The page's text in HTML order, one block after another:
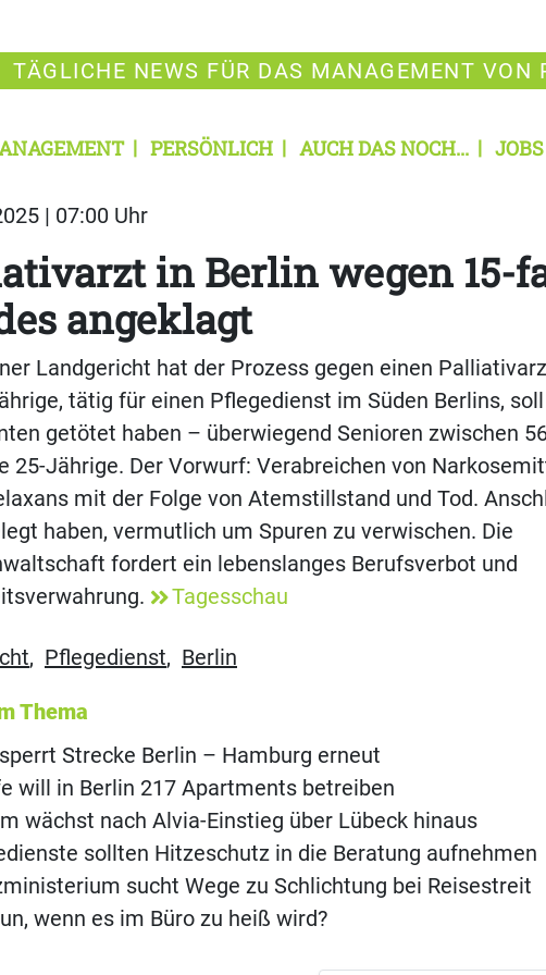
TÄGLICHE NEWS FÜR DAS MANAGEMENT VON
PERSÖNLICH AUCH DAS NOCH... JOBS
| 07:00 Uhr
in Berlin wegen 15-
angeklagt
Landgericht hat der Prozess gegen einen
tätig für einen Pflegedienst im Süden Berlins,
getötet haben – überwiegend Senioren zwischen
25-Jährige. Der Vorwurf: Verabreichen von
mit der Folge von Atemstillstand und Tod.
haben, vermutlich um Spuren zu verwischen. Die
fordert ein lebenslanges Berufsverbot und
Tagesschau
, Pflegedienst, Berlin
Thema
Strecke Berlin – Hamburg erneut
will in Berlin 217 Apartments betreiben
wächst nach Alvia-Einstieg über Lübeck hinaus
sollten Hitzeschutz in die Beratung aufnehmen
sucht Wege zu Schlichtung bei Reisestreit
wenn es im Büro zu heiß wird?